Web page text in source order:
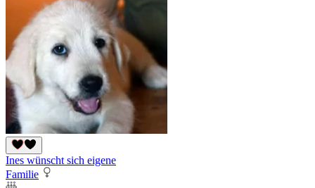
Ines wünscht sich eigene
Familie